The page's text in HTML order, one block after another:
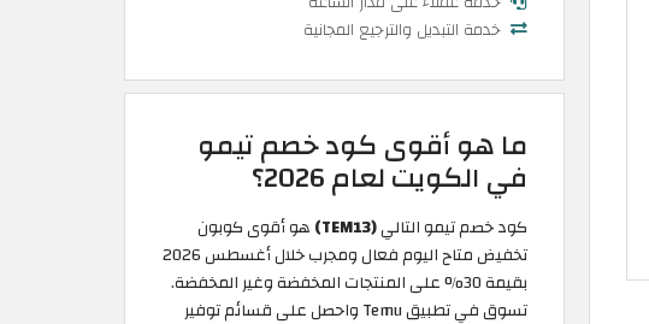
خدمة التبديل والترجيع المجانية
ما هو أقوى كود خصم تيمو
في الكويت لعام 2026؟
كود خصم تيمو التالي(TEM13)
هو أقوى كوبون
تخفيض متاح اليوم فعال ومجرب خلال أغسطس 2026
بقيمة 30% على المنتجات المخفضة وغير المخفضة.
تسوق في تطبيق Temu واحصل على قسائم توفير